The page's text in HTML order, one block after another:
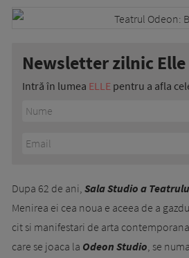
Newsletter zilnic Elle
Intră în lumea ELLE pentru a afla
Dupa 62 de ani, Sala Studio a
Menirea ei cea noua e aceea de a
cit si manifestari de arta
care se joaca la Odeon Studio, se